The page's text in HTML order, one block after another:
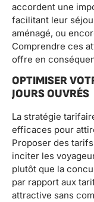
accordent une
facilitant leur
aménagé, ou
Comprendre ces
offre en
OPTIMISER
JOURS OUVRÉS
La stratégie
efficaces pour
Proposer des
inciter les
plutôt que la
par rapport aux
attractive sans